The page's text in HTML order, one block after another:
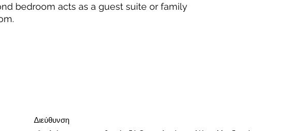
bedroom acts as a guest suite or family
Διεύθυνση​